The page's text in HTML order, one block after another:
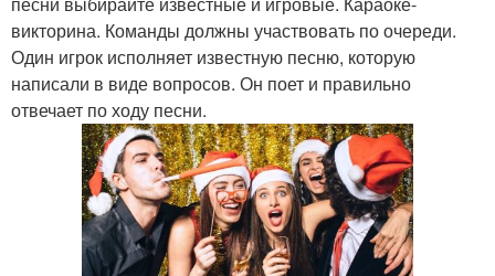
викторина. Команды должны участвовать по очереди.
Один игрок исполняет известную песню, которую
написали в виде вопросов. Он поет и правильно
отвечает по ходу песни.